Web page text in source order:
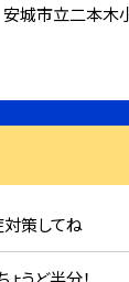
城市立二本木
策してね